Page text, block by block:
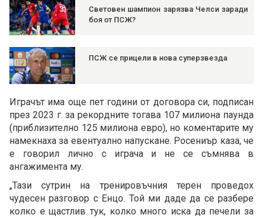
Световен шампион зарязва Челси заради
боя от ПСЖ?
ПСЖ се прицели в нова суперзвезда
Играчът има още пет години от договора си, подписан
през 2023 г. за рекордните тогава 107 милиона паунда
(приблизително 125 милиона евро), но коментарите му
намекнаха за евентуално напускане. Росениър каза, че
е говорил лично с играча и не се съмнява в
ангажимента му.
„Тази сутрин на тренировъчния терен проведох
чудесен разговор с Енцо. Той ми даде да се разбере
колко е щастлив тук, колко много иска да печели за